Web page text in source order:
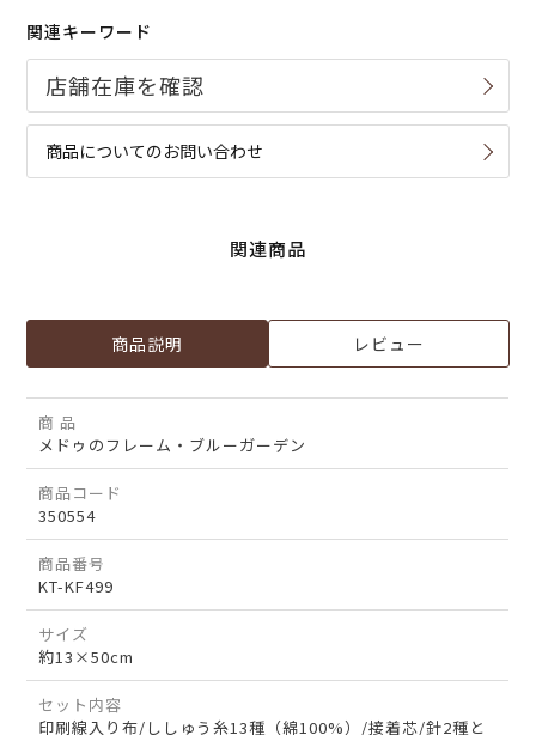
関連キーワード
商品についてのお問い合わせ
関連商品
商品説明 レビュー
商 品
メドゥのフレーム・ブルーガーデン
商品コード
350554
商品番号
KT-KF499
サイズ
約13×50cm
セット内容
印刷線入り布/ししゅう糸13種（綿100%）/接着芯/針2種と